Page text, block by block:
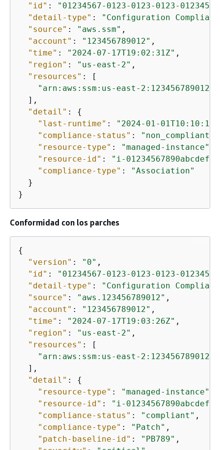
"id" :
"01234567-0123-0123-0123-
"detail-type" :
"Configuration
"source" : "aws.ssm" ,
"account" : "123456789012" ,
"time" : "2024-07-17T19:02:31Z" ,
"region" : "us-east-2" ,
"resources" : [
"arn:aws:ssm:us-east-
  ],
"detail" : {
"last-runtime" :
"2024-01-
"compliance-status" : "non_compliant"
"resource-type" : "managed-instance"
"resource-id" : "i-01234567890abcdef"
"compliance-type" :
"Association"
  }
}
Conformidad con los parches
{
"version" : "0" ,
"id" :
"01234567-0123-0123-0123-
"detail-type" :
"Configuration
"source" : "aws.123456789012" ,
"account" : "123456789012" ,
"time" : "2024-07-17T19:03:26Z" ,
"region" : "us-east-2" ,
"resources" : [
"arn:aws:ssm:us-east-
  ],
"detail" : {
"resource-type" : "managed-instance"
"resource-id" : "i-01234567890abcdef"
"compliance-status" : "compliant" ,
"compliance-type" : "Patch" ,
"patch-baseline-id" : "PB789" ,